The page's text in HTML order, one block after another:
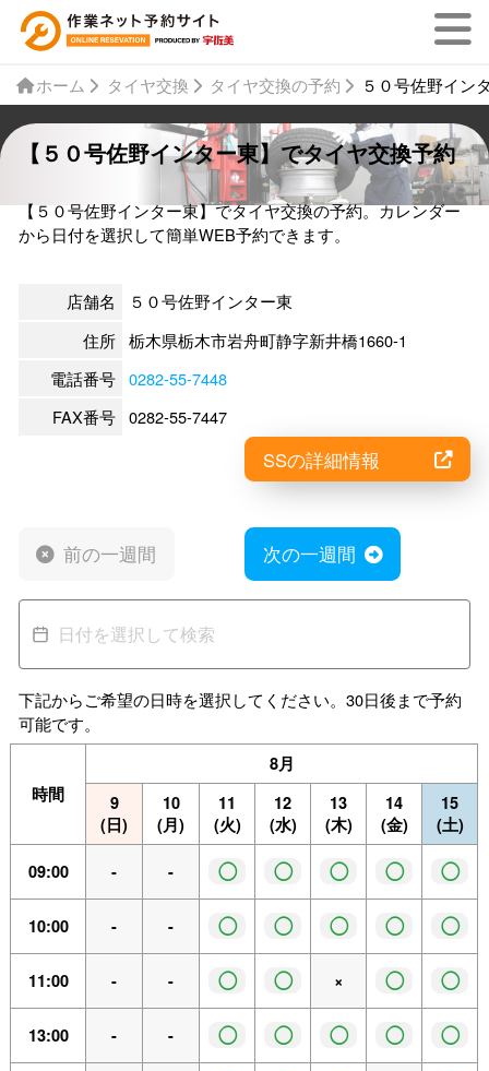
ホーム タイヤ交換 タイヤ交換の予約 ５０号佐野イン
【５０号佐野インター東】でタイヤ交換予約
【５０号佐野インター東】でタイヤ交換の予約。カレンダー
から日付を選択して簡単WEB予約できます。
店舗名
５０号佐野インター東
住所 栃木県栃木市岩舟町静字新井橋1660-1
電話番号 0282-55-7448
FAX番号 0282-55-7447
SSの詳細情報
前の一週間 次の一週間
下記からご希望の日時を選択してください。30日後まで予約
可能です。
時間
8月
9
(日)
10
(月)
11
(火)
12
(水)
13
(木)
14
(金)
15
(土)
09:00 - - ◯ ◯ ◯ ◯ ◯
10:00 - - ◯ ◯ ◯ ◯ ◯
11:00 - - ◯ ◯ × ◯ ◯
13:00 - - ◯ ◯ ◯ ◯ ◯